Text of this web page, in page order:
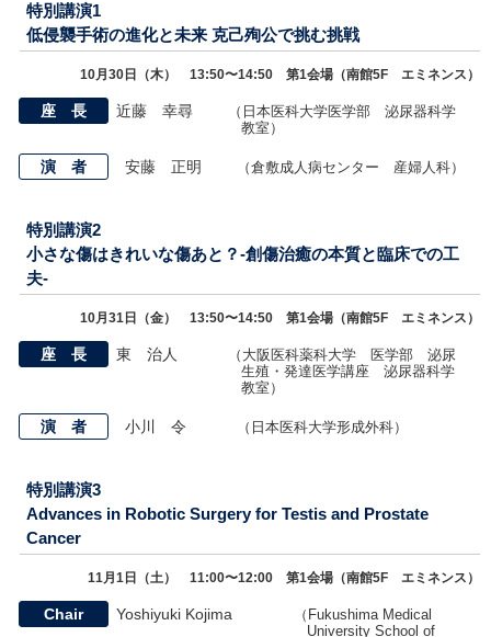
特別講演1
低侵襲手術の進化と未来 克己殉公で挑む挑戦
10月30日（木） 13:50〜14:50 第1会場（南館5F エミネンス）
座 長 近藤 幸尋
（日本医科大学医学部 泌尿器科学
教室）
演 者 安藤 正明 （倉敷成人病センター 産婦人科）
特別講演2
小さな傷はきれいな傷あと？-創傷治癒の本質と臨床での工
夫-
10月31日（金） 13:50〜14:50 第1会場（南館5F エミネンス）
座 長 東 治人
（大阪医科薬科大学 医学部 泌尿
生殖・発達医学講座 泌尿器科学
教室）
演 者 小川 令 （日本医科大学形成外科）
特別講演3
Advances in Robotic Surgery for Testis and Prostate
Cancer
11月1日（土） 11:00〜12:00 第1会場（南館5F エミネンス）
Chair Yoshiyuki Kojima
（Fukushima Medical
University School of